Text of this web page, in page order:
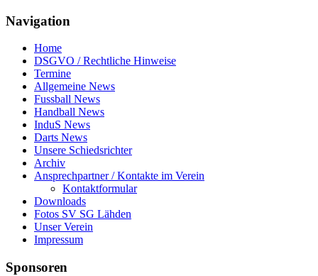
Navigation
Home
DSGVO / Rechtliche Hinweise
Termine
Allgemeine News
Fussball News
Handball News
InduS News
Darts News
Unsere Schiedsrichter
Archiv
Ansprechpartner / Kontakte im Verein
Kontaktformular
Downloads
Fotos SV SG Lähden
Unser Verein
Impressum
Sponsoren